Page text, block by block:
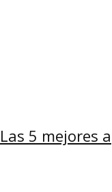
Las 5 mejores